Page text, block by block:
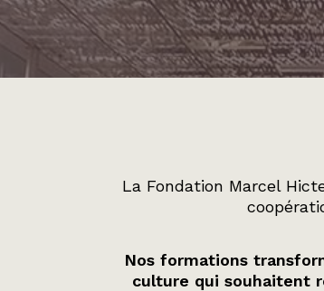
La Fondation Marcel
Nos formations
culture qui souhaitent